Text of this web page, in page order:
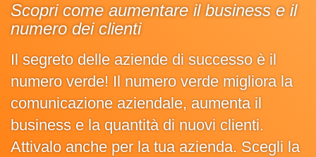
Scopri come aumentare il business e il
numero dei clienti
Il segreto delle aziende di successo è il
numero verde! Il numero verde migliora la
comunicazione aziendale, aumenta il
business e la quantità di nuovi clienti.
Attivalo anche per la tua azienda. Scegli la